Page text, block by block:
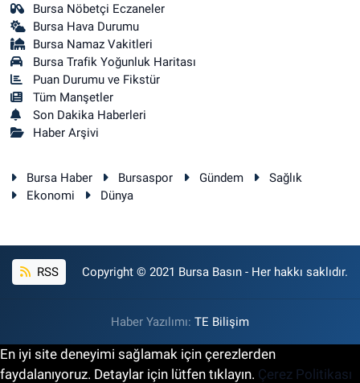
Bursa Nöbetçi Eczaneler
Bursa Hava Durumu
Bursa Namaz Vakitleri
Bursa Trafik Yoğunluk Haritası
Puan Durumu ve Fikstür
Tüm Manşetler
Son Dakika Haberleri
Haber Arşivi
Bursa Haber Bursaspor Gündem
Sağlık
Ekonomi
Dünya
RSS Copyright © 2021 Bursa Basın - Her hakkı saklıdır.
Haber Yazılımı: TE Bilişim
En iyi site deneyimi sağlamak için çerezlerden
faydalanıyoruz. Detaylar için lütfen tıklayın. Çerez Politikası